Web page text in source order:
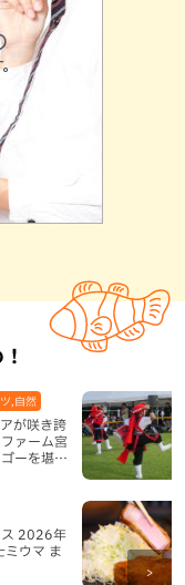
が咲き誇
ァーム宮
ーを堪能
,自然
ス 2026年
ミウマ ま